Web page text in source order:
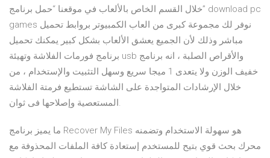
خلال القسم الخاص بالألعاب في موقعنا “حمل برنامج” download pc
games نوفر لك مجموعة كبرى من العاب الكمبيوتر بروابط تحميل
مباشر وذلك لأن الجميع يعشق الألعاب بشكل كبير يمكنك تحميل
برنامج فورمات الفلاشة وتهيئة usb والأقراص الصلبة ، انه برنامج
خفيف الوزن ولا يتعدى 1 ميجا سريع وسهل التثبيت والإستخدام ، من
خلال الإرشادات المتواجدة على الشاشة تستطيع فرمتة الفلاشة
المستعصية وإصلاحها فى ثوان.
ما يميز برنامج Recover My Files هو سهولة الاستخدام وتضمنه
محرك بحث قوي بتيح للمستخدم إستعادة كافة الملفات المحذوفة مع